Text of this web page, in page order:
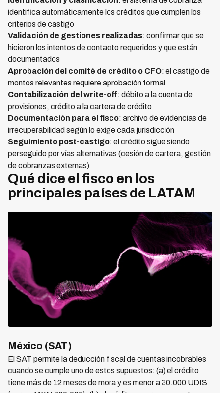
identifica automáticamente los créditos que cumplen los
criterios de castigo
Validación de gestiones realizadas: confirmar que se
hicieron los intentos de contacto requeridos y que están
documentados
Aprobación del comité de crédito o CFO: el castigo de
montos relevantes requiere aprobación formal
Contabilización del write-off: débito a la cuenta de
provisiones, crédito a la cartera de crédito
Documentación para el fisco: archivo de evidencias de
irrecuperabilidad según lo exige cada jurisdicción
Seguimiento post-castigo: el crédito sigue siendo
perseguido por vías alternativas (cesión de cartera, gestión
de cobranzas externas)
Qué dice el fisco en los
principales países de LATAM
México (SAT)
El SAT permite la deducción fiscal de cuentas incobrables
cuando se cumple uno de estos supuestos: (a) el crédito
tiene más de 12 meses de mora y es menor a 30.000 UDIS